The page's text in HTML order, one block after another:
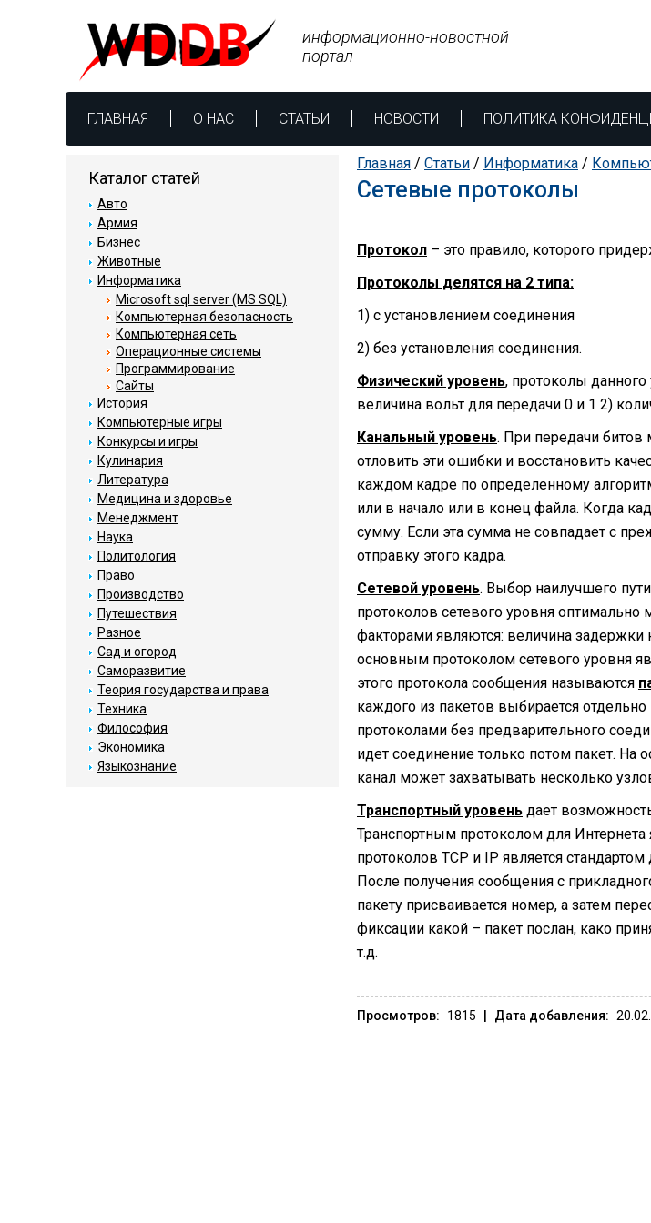
ГЛАВНАЯ О НАС СТАТЬИ НОВОСТИ ПОЛИТИКА
информационно-новостной
портал
Главная / Статьи / Информатика /
Сетевые протоколы
Протокол – это правило, которого
Протоколы делятся на 2 типа:
1) с установлением соединения
2) без установления соединения.
Физический уровень, протоколы
величина вольт для передачи 0 и 1 2)
Канальный уровень. При передачи битов
отловить эти ошибки и восстановить
каждом кадре по определенному
или в начало или в конец файла. Когда
сумму. Если эта сумма не совпадает с
отправку этого кадра.
Сетевой уровень. Выбор наилучшего
протоколов сетевого уровня
факторами являются: величина
основным протоколом сетевого уровня
этого протокола сообщения называются
каждого из пакетов выбирается
протоколами без предварительного
идет соединение только потом пакет. На
канал может захватывать несколько
Транспортный уровень дает
Транспортным протоколом для Интернета
протоколов TCP и IP является
После получения сообщения с
пакету присваивается номер, а затем
фиксации какой – пакет послан, како
т.д.
Просмотров: 1815 Дата добавления:
Каталог статей
Авто
Армия
Бизнес
Животные
Информатика
Microsoft sql server (MS SQL)
Компьютерная безопасность
Компьютерная сеть
Операционные системы
Программирование
Сайты
История
Компьютерные игры
Конкурсы и игры
Кулинария
Литература
Медицина и здоровье
Менеджмент
Наука
Политология
Право
Производство
Путешествия
Разное
Сад и огород
Саморазвитие
Теория государства и права
Техника
Философия
Экономика
Языкознание